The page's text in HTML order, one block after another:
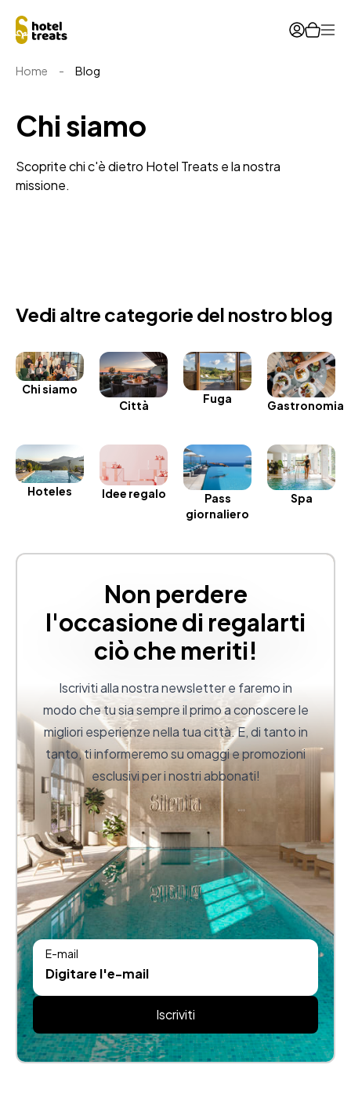
Home - Blog
Chi siamo
Scoprite chi c'è dietro Hotel Treats e la nostra
missione.
Vedi altre categorie del nostro blog
Chi siamo
Città
Fuga
Gastronomia
Hoteles Idee regalo
Pass
giornaliero
Spa
Non perdere
l'occasione di regalarti
ciò che meriti!
Iscriviti alla nostra newsletter e faremo in
modo che tu sia sempre il primo a conoscere le
migliori esperienze nella tua città. E, di tanto in
tanto, ti informeremo su omaggi e promozioni
esclusivi per i nostri abbonati!
E-mail
Iscriviti